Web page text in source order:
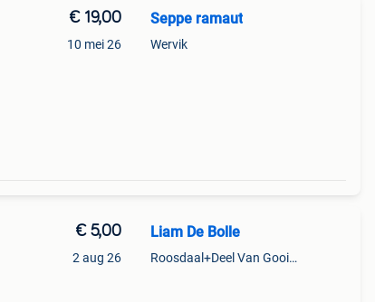
€ 19,00
10 mei 26
Seppe ramaut
Wervik
€ 5,00
2 aug 26
Liam De Bolle
Roosdaal+Deel Van Gooik En Sint-Kwintens-Lennik